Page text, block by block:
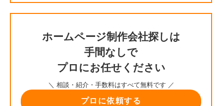
ホームページ制作会社探しは
手間なしで
プロにお任せください
＼ 相談・紹介・手数料はすべて無料です ／
プロに依頼する